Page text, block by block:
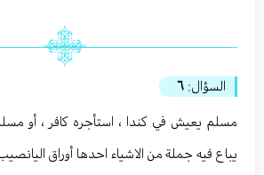
السؤال: ٦
مسلم يعيش في كندا ، استأجره كافر ، أو
يباع فيه جملة من الاشياء احدها أوراق